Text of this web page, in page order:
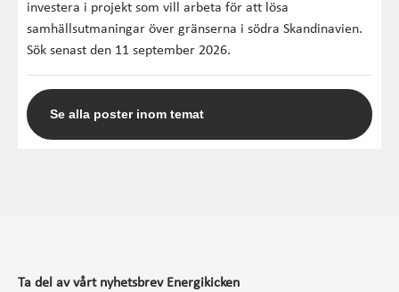
investera i projekt som vill arbeta för att lösa
samhällsutmaningar över gränserna i södra Skandinavien.
Sök senast den 11 september 2026.
Se alla poster inom temat
Ta del av vårt nyhetsbrev Energikicken